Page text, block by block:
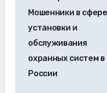
по
записям
Мошенники в сфере
установки и
обслуживания
охранных систем в
России